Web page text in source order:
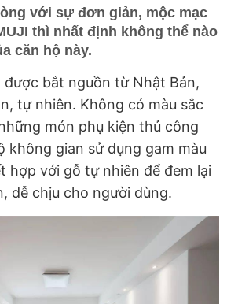
với sự đơn giản, mộc mạc
thì nhất định không thể nào
căn hộ này.
được bắt nguồn từ Nhật Bản,
tự nhiên. Không có màu sắc
món phụ kiện thủ công
không gian sử dụng gam màu
hợp với gỗ tự nhiên để đem lại
dễ chịu cho người dùng.